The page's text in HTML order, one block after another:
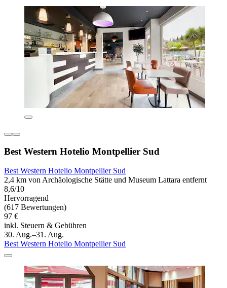
Best Western Hotelio Montpellier Sud
Best Western Hotelio Montpellier Sud
2,4 km von Archäologische Stätte und Museum Lattara entfernt
8,6/10
Hervorragend
(617 Bewertungen)
97 €
inkl. Steuern & Gebühren
30. Aug.–31. Aug.
Best Western Hotelio Montpellier Sud